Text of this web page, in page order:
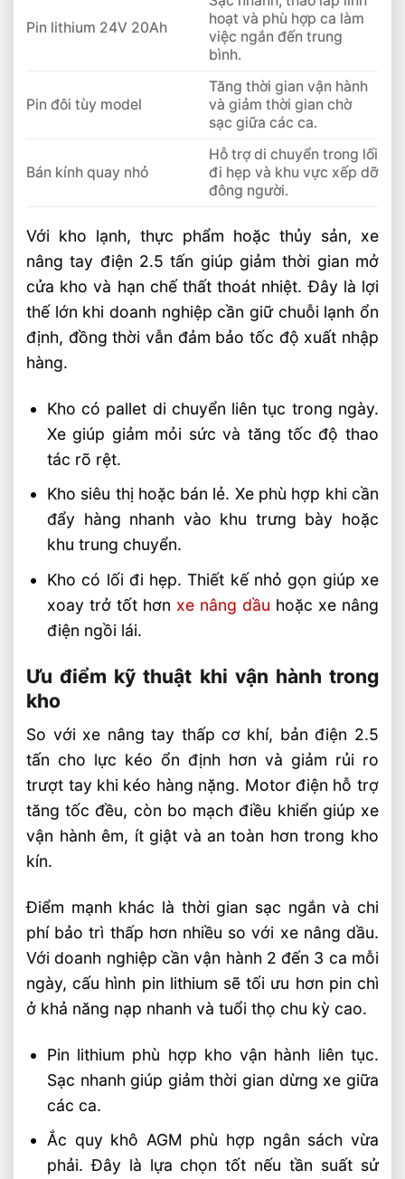
Pin lithium 24V 20Ah
hoạt và phù hợp ca làm
việc ngắn đến trung
bình.
Pin đôi tùy model
Tăng thời gian vận hành
và giảm thời gian chờ
sạc giữa các ca.
Bán kính quay nhỏ
Hỗ trợ di chuyển trong lối
đi hẹp và khu vực xếp dỡ
đông người.
Với kho lạnh, thực phẩm hoặc thủy sản, xe
nâng tay điện 2.5 tấn giúp giảm thời gian mở
cửa kho và hạn chế thất thoát nhiệt. Đây là lợi
thế lớn khi doanh nghiệp cần giữ chuỗi lạnh ổn
định, đồng thời vẫn đảm bảo tốc độ xuất nhập
hàng.
Kho có pallet di chuyển liên tục trong ngày.
Xe giúp giảm mỏi sức và tăng tốc độ thao
tác rõ rệt.
Kho siêu thị hoặc bán lẻ. Xe phù hợp khi cần
đẩy hàng nhanh vào khu trưng bày hoặc
khu trung chuyển.
Kho có lối đi hẹp. Thiết kế nhỏ gọn giúp xe
xoay trở tốt hơn xe nâng dầu hoặc xe nâng
điện ngồi lái.
Ưu điểm kỹ thuật khi vận hành trong
kho
So với xe nâng tay thấp cơ khí, bản điện 2.5
tấn cho lực kéo ổn định hơn và giảm rủi ro
trượt tay khi kéo hàng nặng. Motor điện hỗ trợ
tăng tốc đều, còn bo mạch điều khiển giúp xe
vận hành êm, ít giật và an toàn hơn trong kho
kín.
Điểm mạnh khác là thời gian sạc ngắn và chi
phí bảo trì thấp hơn nhiều so với xe nâng dầu.
Với doanh nghiệp cần vận hành 2 đến 3 ca mỗi
ngày, cấu hình pin lithium sẽ tối ưu hơn pin chì
ở khả năng nạp nhanh và tuổi thọ chu kỳ cao.
Pin lithium phù hợp kho vận hành liên tục.
Sạc nhanh giúp giảm thời gian dừng xe giữa
các ca.
Ắc quy khô AGM phù hợp ngân sách vừa
phải. Đây là lựa chọn tốt nếu tần suất sử